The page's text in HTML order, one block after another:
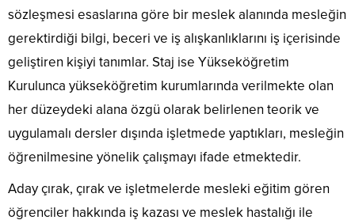
sözleşmesi esaslarına göre bir meslek alanında mesleğin
gerektirdiği bilgi, beceri ve iş alışkanlıklarını iş içerisinde
geliştiren kişiyi tanımlar. Staj ise Yükseköğretim
Kurulunca yükseköğretim kurumlarında verilmekte olan
her düzeydeki alana özgü olarak belirlenen teorik ve
uygulamalı dersler dışında işletmede yaptıkları, mesleğin
öğrenilmesine yönelik çalışmayı ifade etmektedir.
Aday çırak, çırak ve işletmelerde mesleki eğitim gören
öğrenciler hakkında iş kazası ve meslek hastalığı ile